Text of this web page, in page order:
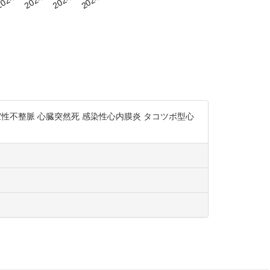
不整脈 心臓突然死 感染性心内膜炎 タコツボ型心